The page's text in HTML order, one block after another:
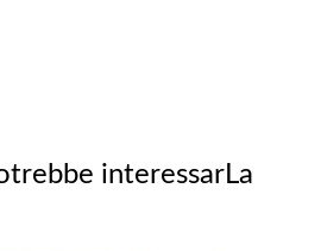
interessarLa